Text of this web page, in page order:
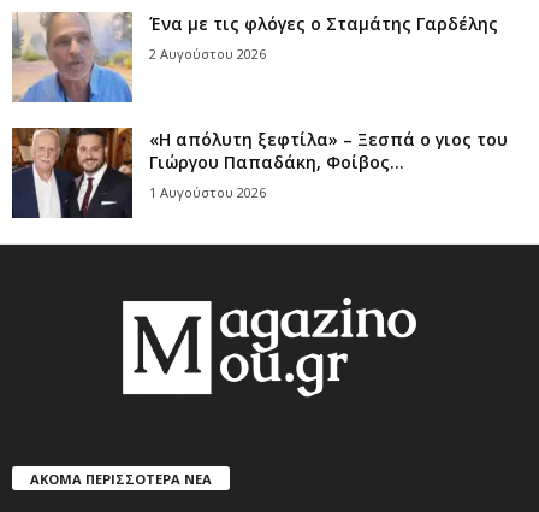
Ένα με τις φλόγες ο Σταμάτης Γαρδέλης
2 Αυγούστου 2026
«Η απόλυτη ξεφτίλα» – Ξεσπά ο γιος του
Γιώργου Παπαδάκη, Φοίβος...
1 Αυγούστου 2026
ΑΚΟΜΑ ΠΕΡΙΣΣΟΤΕΡΑ ΝΕΑ